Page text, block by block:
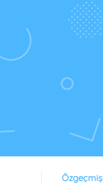
Özgeçmiş